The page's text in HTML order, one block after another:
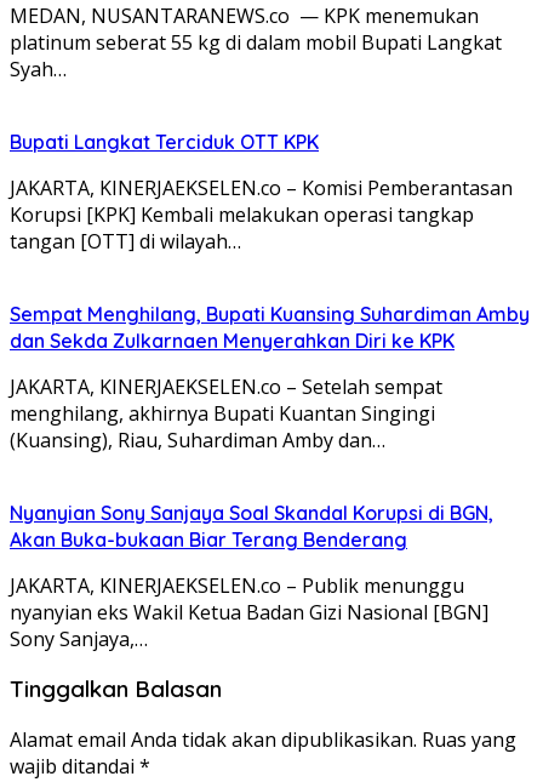
MEDAN, NUSANTARANEWS.co — KPK menemukan
platinum seberat 55 kg di dalam mobil Bupati Langkat
Syah…
Bupati Langkat Terciduk OTT KPK
JAKARTA, KINERJAEKSELEN.co – Komisi Pemberantasan
Korupsi [KPK] Kembali melakukan operasi tangkap
tangan [OTT] di wilayah…
Sempat Menghilang, Bupati Kuansing Suhardiman Amby
dan Sekda Zulkarnaen Menyerahkan Diri ke KPK
JAKARTA, KINERJAEKSELEN.co – Setelah sempat
menghilang, akhirnya Bupati Kuantan Singingi
(Kuansing), Riau, Suhardiman Amby dan…
Nyanyian Sony Sanjaya Soal Skandal Korupsi di BGN,
Akan Buka-bukaan Biar Terang Benderang
JAKARTA, KINERJAEKSELEN.co – Publik menunggu
nyanyian eks Wakil Ketua Badan Gizi Nasional [BGN]
Sony Sanjaya,…
Tinggalkan Balasan
Alamat email Anda tidak akan dipublikasikan. Ruas yang
wajib ditandai *